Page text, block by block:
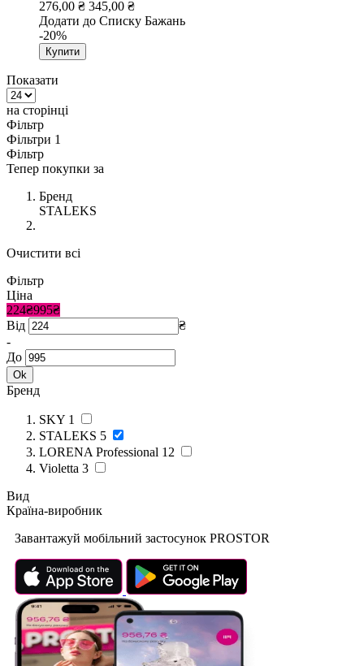
276,00 ₴ 345,00 ₴
Додати до Списку Бажань
-20%
Купити
Показати
на сторінці
Фільтр
Фільтри 1
Фільтр
Тепер покупки за
Бренд
STALEKS
Очистити всі
Фільтр
Ціна
224₴995₴
Від
₴
-
До
Ok
Бренд
SKY 1
STALEKS 5
LORENA Professional 12
Violetta 3
Вид
Країна-виробник
Завантажуй мобільний застосунок PROSTOR